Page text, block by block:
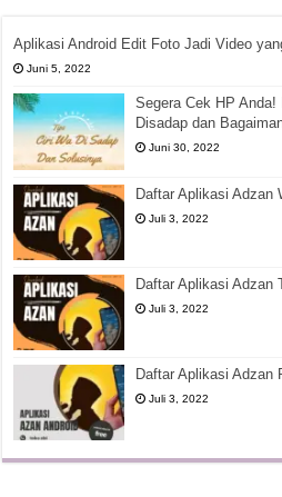
Aplikasi Android Edit Foto Jadi Video
Juni 5, 2022
Segera Cek HP
Disadap dan
Juni 30, 2022
Daftar Aplikasi Adzan
Juli 3, 2022
Daftar Aplikasi Adzan
Juli 3, 2022
Daftar Aplikasi Adzan
Juli 3, 2022